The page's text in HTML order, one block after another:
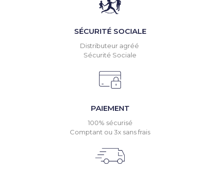
SÉCURITÉ SOCIALE
Distributeur agréé
Sécurité Sociale
PAIEMENT
100% sécurisé
Comptant ou 3x sans frais